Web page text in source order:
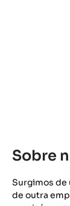
Sobre
Surgimos de
de outra